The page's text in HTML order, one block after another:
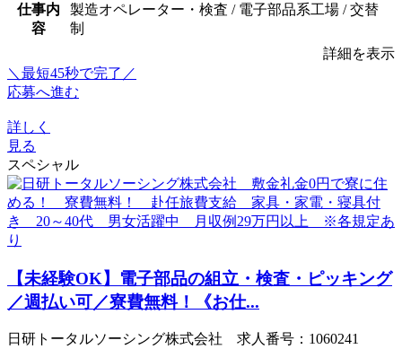
仕事内
容
製造オペレーター・検査 / 電子部品系工場 / 交替
制
詳細を表示
＼最短45秒で完了／
応募へ進む
詳しく
見る
スペシャル
【未経験OK】電子部品の組立・検査・ピッキング
／週払い可／寮費無料！《お仕...
日研トータルソーシング株式会社 求人番号：1060241